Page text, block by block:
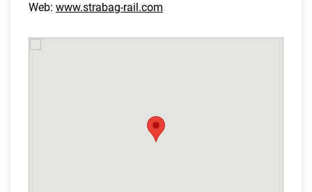
Web: www.strabag-rail.com